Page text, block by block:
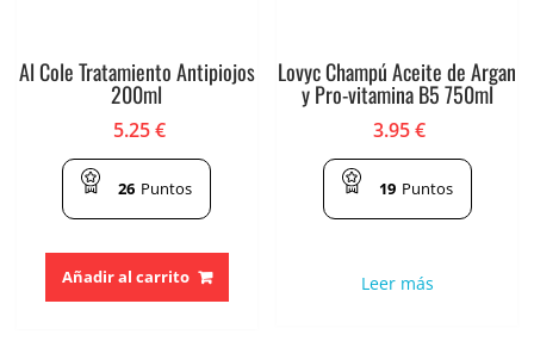
Al Cole Tratamiento Antipiojos
200ml
5.25€
26 Puntos
Añadir al carrito
Lovyc Champú Aceite de Argan
y Pro-vitamina B5 750ml
3.95€
19 Puntos
Leer más